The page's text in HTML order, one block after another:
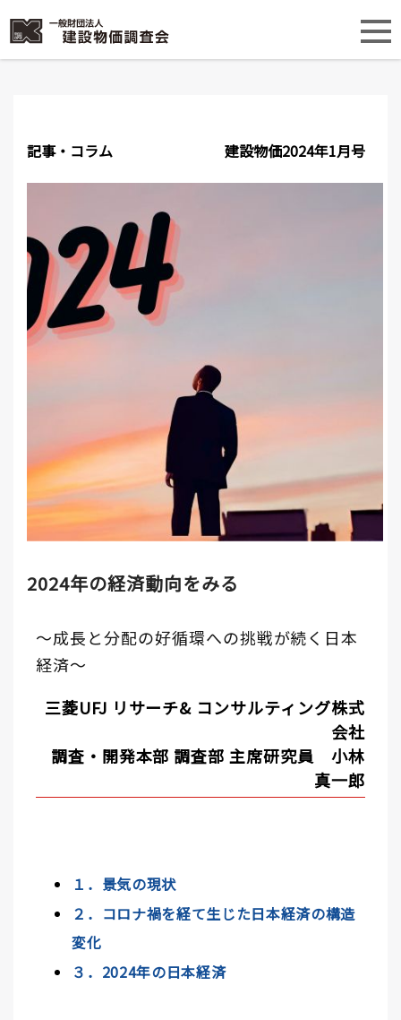
記事・コラム 建設物価2024年1月号
2024年の経済動向をみる
～成長と分配の好循環への挑戦が続く日本
経済～
三菱UFJ リサーチ& コンサルティング株式
会社
調査・開発本部 調査部 主席研究員 小林
真一郎
１．景気の現状
２．コロナ禍を経て生じた日本経済の構造
変化
３．2024年の日本経済